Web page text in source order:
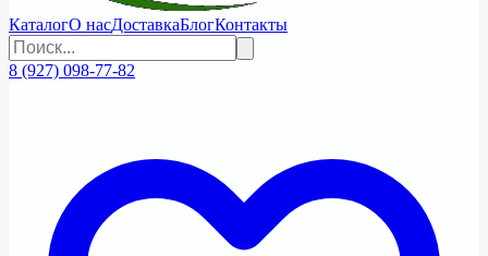
КаталогО насДоставкаБлогКонтакты
8 (927) 098-77-82